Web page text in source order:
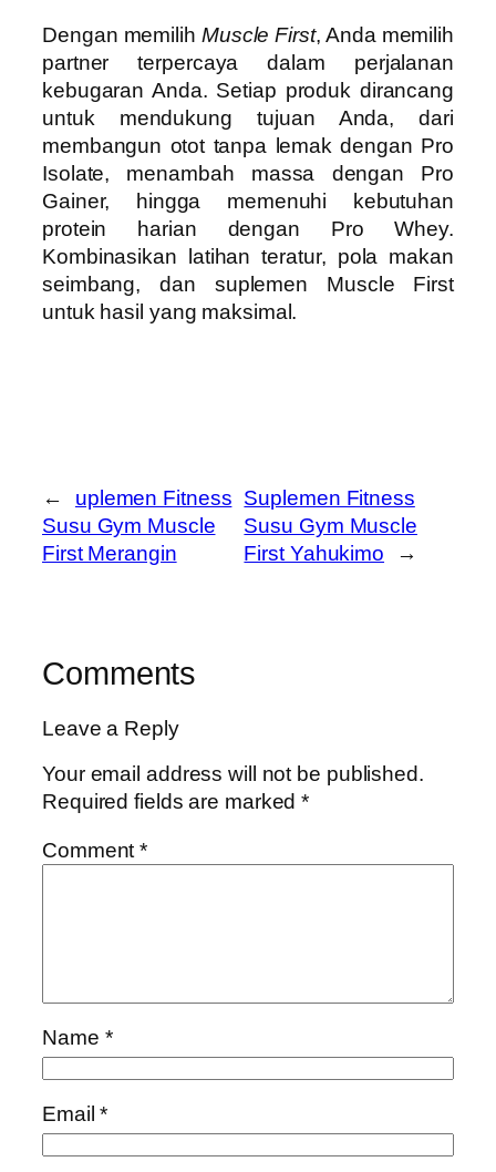
Dengan memilih Muscle First, Anda memilih
partner terpercaya dalam perjalanan
kebugaran Anda. Setiap produk dirancang
untuk mendukung tujuan Anda, dari
membangun otot tanpa lemak dengan Pro
Isolate, menambah massa dengan Pro
Gainer, hingga memenuhi kebutuhan
protein harian dengan Pro Whey.
Kombinasikan latihan teratur, pola makan
seimbang, dan suplemen Muscle First
untuk hasil yang maksimal.
←
uplemen Fitness
Susu Gym Muscle
First Merangin
Suplemen Fitness
Susu Gym Muscle
First Yahukimo
→
Comments
Leave a Reply
Your email address will not be published.
Required fields are marked*
Comment*
Name *
Email*